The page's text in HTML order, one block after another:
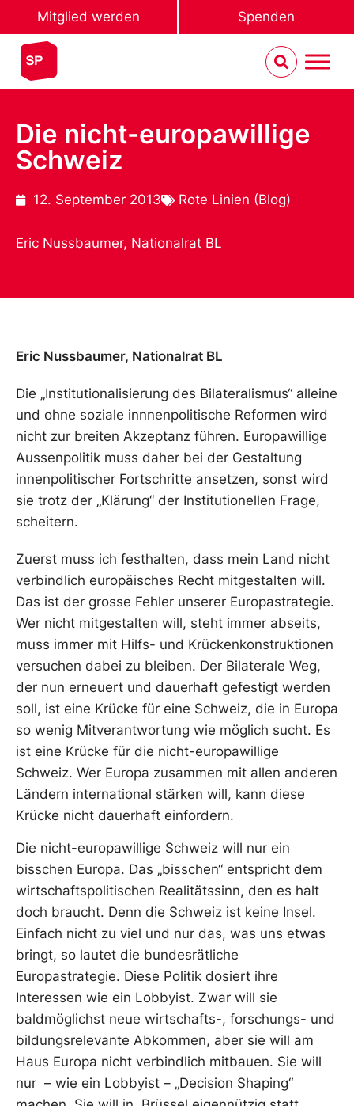
Mitglied werden Spenden
Die nicht-europawillige
Schweiz
12. September 2013 Rote Linien (Blog)
Eric Nussbaumer, Nationalrat BL
Eric Nussbaumer, Nationalrat BL
Die „Institutionalisierung des Bilateralismus“ alleine
und ohne soziale innnenpolitische Reformen wird
nicht zur breiten Akzeptanz führen. Europawillige
Aussenpolitik muss daher bei der Gestaltung
innenpolitischer Fortschritte ansetzen, sonst wird
sie trotz der „Klärung“ der Institutionellen Frage,
scheitern.
Zuerst muss ich festhalten, dass mein Land nicht
verbindlich europäisches Recht mitgestalten will.
Das ist der grosse Fehler unserer Europastrategie.
Wer nicht mitgestalten will, steht immer abseits,
muss immer mit Hilfs- und Krückenkonstruktionen
versuchen dabei zu bleiben. Der Bilaterale Weg,
der nun erneuert und dauerhaft gefestigt werden
soll, ist eine Krücke für eine Schweiz, die in Europa
so wenig Mitverantwortung wie möglich sucht. Es
ist eine Krücke für die nicht-europawillige
Schweiz. Wer Europa zusammen mit allen anderen
Ländern international stärken will, kann diese
Krücke nicht dauerhaft einfordern.
Die nicht-europawillige Schweiz will nur ein
bisschen Europa. Das „bisschen“ entspricht dem
wirtschaftspolitischen Realitätssinn, den es halt
doch braucht. Denn die Schweiz ist keine Insel.
Einfach nicht zu viel und nur das, was uns etwas
bringt, so lautet die bundesrätliche
Europastrategie. Diese Politik dosiert ihre
Interessen wie ein Lobbyist. Zwar will sie
baldmöglichst neue wirtschafts-, forschungs- und
bildungsrelevante Abkommen, aber sie will am
Haus Europa nicht verbindlich mitbauen. Sie will
nur – wie ein Lobbyist – „Decision Shaping“